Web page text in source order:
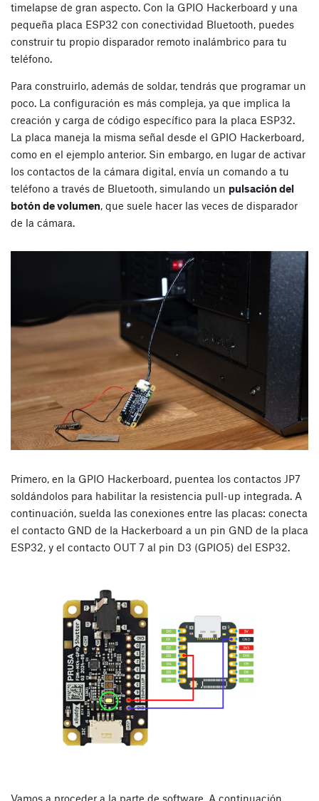
timelapse de gran aspecto. Con la GPIO Hackerboard y una
pequeña placa ESP32 con conectividad Bluetooth, puedes
construir tu propio disparador remoto inalámbrico para tu
teléfono.
Para construirlo, además de soldar, tendrás que programar un
poco. La configuración es más compleja, ya que implica la
creación y carga de código específico para la placa ESP32.
La placa maneja la misma señal desde el GPIO Hackerboard,
como en el ejemplo anterior. Sin embargo, en lugar de activar
los contactos de la cámara digital, envía un comando a tu
teléfono a través de Bluetooth, simulando un pulsación del
botón de volumen, que suele hacer las veces de disparador
de la cámara.
Primero, en la GPIO Hackerboard, puentea los contactos JP7
soldándolos para habilitar la resistencia pull-up integrada. A
continuación, suelda las conexiones entre las placas: conecta
el contacto GND de la Hackerboard a un pin GND de la placa
ESP32, y el contacto OUT 7 al pin D3 (GPIO5) del ESP32.
Vamos a proceder a la parte de software. A continuación,